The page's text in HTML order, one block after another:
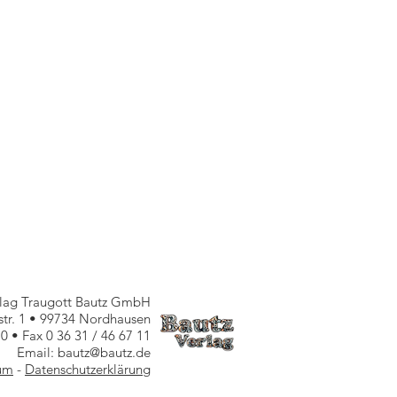
Traugott Bautz GmbH
1 • 99734 Nordhausen
• Fax 0 36 31 / 46 67 11
Email: bautz@bautz.de
- Datenschutzerklärung